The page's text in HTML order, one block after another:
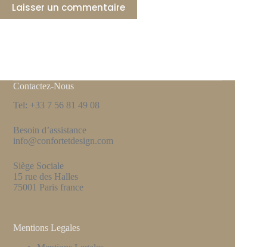
Laisser un commentaire
Contactez-Nous
Tel: +33 7 56 81 49 08
Besoin d’assistance
info@confortetdesign.com
Siège Sociale
15 rue des Halles
75001 Paris france
Mentions Legales